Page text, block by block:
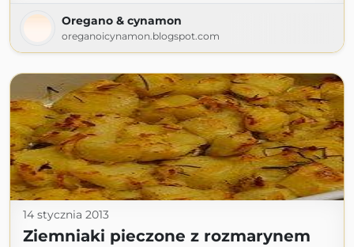
Oregano & cynamon
oreganoicynamon.blogspot.com
14 stycznia 2013
Ziemniaki pieczone z rozmarynem